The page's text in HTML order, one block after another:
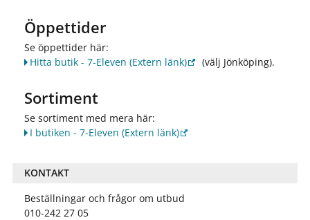
Öppettider
Se öppettider här:
Hitta butik - 7-Eleven (Extern länk) (välj Jönköping).
Sortiment
Se sortiment med mera här:
I butiken - 7-Eleven (Extern länk)
KONTAKT
Beställningar och frågor om utbud
010-242 27 05